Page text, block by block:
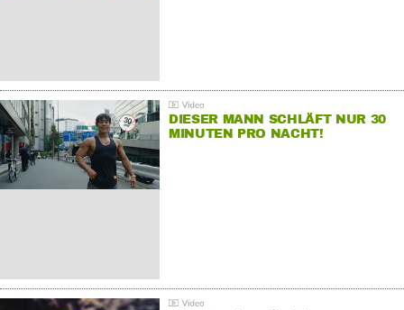
DIESER MANN SCHLÄFT NUR 30
MINUTEN PRO NACHT!